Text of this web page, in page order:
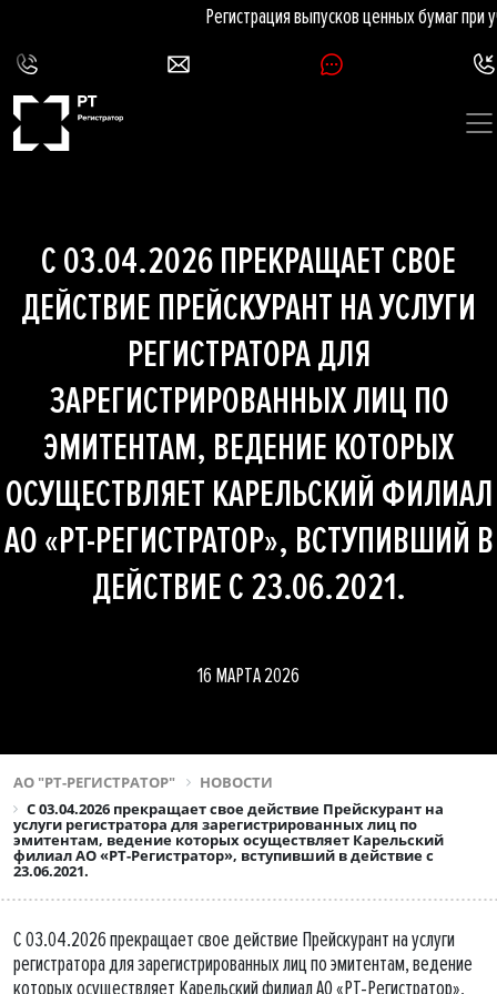
Регистрация выпусков ценных бумаг при
С 03.04.2026 ПРЕКРАЩАЕТ СВОЕ
ДЕЙСТВИЕ ПРЕЙСКУРАНТ НА УСЛУГИ
РЕГИСТРАТОРА ДЛЯ
ЗАРЕГИСТРИРОВАННЫХ ЛИЦ ПО
ЭМИТЕНТАМ, ВЕДЕНИЕ КОТОРЫХ
ОСУЩЕСТВЛЯЕТ КАРЕЛЬСКИЙ ФИЛИАЛ
АО «РТ-РЕГИСТРАТОР», ВСТУПИВШИЙ В
ДЕЙСТВИЕ С 23.06.2021.
16 МАРТА 2026
АО "РТ-РЕГИСТРАТОР"
НОВОСТИ
С 03.04.2026 прекращает свое действие Прейскурант на
услуги регистратора для зарегистрированных лиц по
эмитентам, ведение которых осуществляет Карельский
филиал АО «РТ-Регистратор», вступивший в действие с
23.06.2021.
С 03.04.2026 прекращает свое действие Прейскурант на услуги
регистратора для зарегистрированных лиц по эмитентам, ведение
которых осуществляет Карельский филиал АО «РТ-Регистратор»,